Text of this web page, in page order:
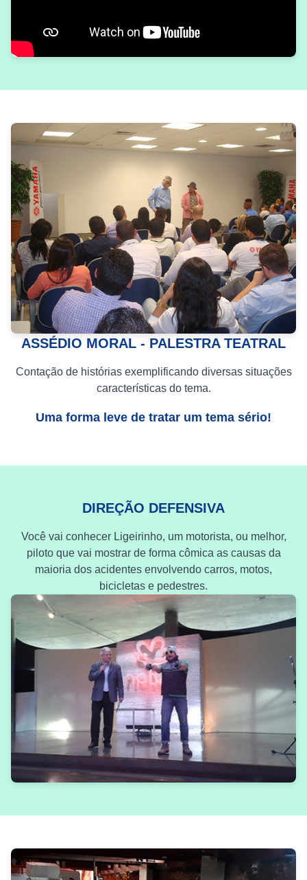
ASSÉDIO MORAL - PALESTRA TEATRAL
Contação de histórias exemplificando diversas situações
características do tema.
Uma forma leve de tratar um tema sério!
DIREÇÃO DEFENSIVA
Você vai conhecer Ligeirinho, um motorista, ou melhor,
piloto que vai mostrar de forma cômica as causas da
maioria dos acidentes envolvendo carros, motos,
bicicletas e pedestres.